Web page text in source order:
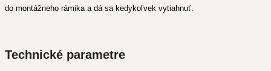
do montážneho rámika a dá sa kedykoľvek vytiahnuť.
Technické parametre